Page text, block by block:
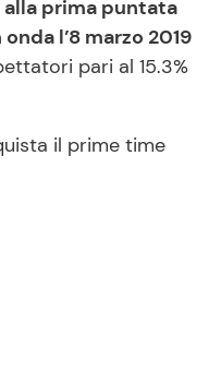
prima puntata
l’8 marzo 2019
pari al 15.3%
il prime time